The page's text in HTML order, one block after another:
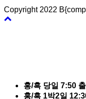
Copyright 2022
홍/흑 당일 7:50
홍/흑 1박2일